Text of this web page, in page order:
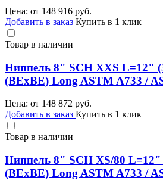
Цена: от 148 916 руб.
Добавить в заказ Купить в 1 клик
Товар в наличии
Ниппель 8" SCH XXS L=12"
(BEхBE) Long ASTM A733 /
Цена: от 148 872 руб.
Добавить в заказ Купить в 1 клик
Товар в наличии
Ниппель 8" SCH XS/80
(BEхBE) Long ASTM A733 /